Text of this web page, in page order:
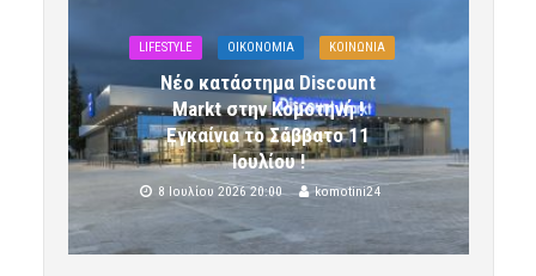
LIFESTYLE OIKONOMIA ΚΟΙΝΩΝΙΑ
Νέο κατάστημα Discount
Markt στην Κομοτηνή !
Εγκαίνια το Σάββατο 11
Ιουλίου !
8 Ιουλίου 2026 20:00 komotini24